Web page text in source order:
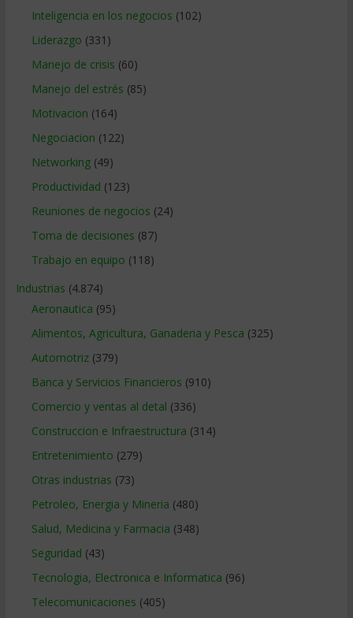
Inteligencia en los negocios (102)
Liderazgo (331)
Manejo de crisis (60)
Manejo del estrés (85)
Motivacion (164)
Negociacion (122)
Networking(49)
Productividad (123)
Reuniones de negocios (24)
Toma de decisiones (87)
Trabajo en equipo (118)
Industrias (4.874)
Aeronautica (95)
Alimentos, Agricultura, Ganaderia y Pesca (325)
Automotriz(379)
Banca y Servicios Financieros (910)
Comercio y ventas al detal (336)
Construccion e Infraestructura (314)
Entretenimiento (279)
Otras industrias (73)
Petroleo, Energia y Mineria (480)
Salud, Medicina y Farmacia (348)
Seguridad (43)
Tecnologia, Electronica e Informatica (96)
Telecomunicaciones (405)